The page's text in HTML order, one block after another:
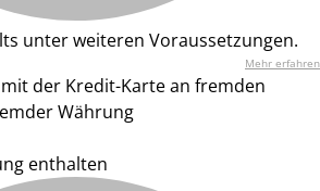
unter weiteren Voraussetzungen.
Mehr erfahren
der Kredit-Karte an fremden
Währung
enthalten